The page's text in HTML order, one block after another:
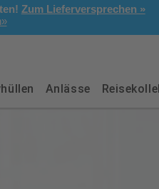
Zum Lieferversprechen »
Anlässe